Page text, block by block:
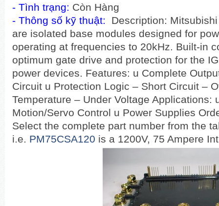
- Tình trạng: Còn Hàng
- Thông số kỹ thuật: Description:
are isolated base modules designed for
operating at frequencies to 20kHz. Built-in
optimum gate drive and protection for the
power devices. Features: u Complete
Circuit u Protection Logic – Short Circuit –
Temperature – Under Voltage Applications:
Motion/Servo Control u Power Supplies
Select the complete part number from the
i.e. PM75CSA120 is a 1200V, 75 Ampere